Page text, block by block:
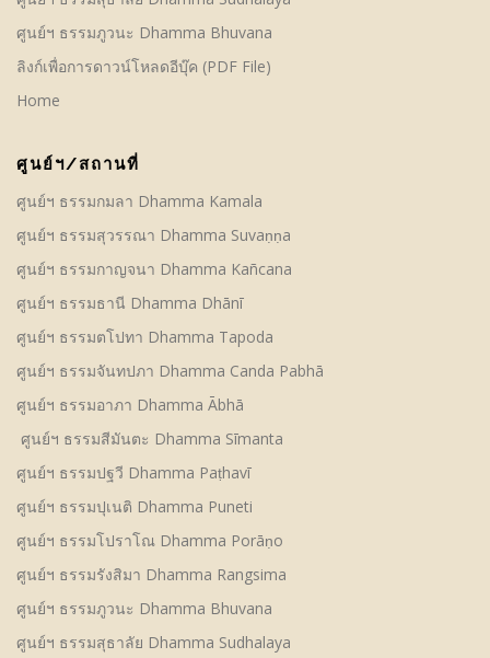
ศูนย์ฯ ธรรมภูวนะ Dhamma Bhuvana
ลิงก์เพื่อการดาวน์โหลดอีบุ๊ค (PDF File)
Home
ศูนย์ฯ/สถานที่
ศูนย์ฯ ธรรมกมลา Dhamma Kamala
ศูนย์ฯ ธรรมสุวรรณา Dhamma Suvaṇṇa
ศูนย์ฯ ธรรมกาญจนา Dhamma Kañcana
ศูนย์ฯ ธรรมธานี Dhamma Dhānī
ศูนย์ฯ ธรรมตโปทา Dhamma Tapoda
ศูนย์ฯ ธรรมจันทปภา Dhamma Canda Pabhā
ศูนย์ฯ ธรรมอาภา Dhamma Ābhā
ศูนย์ฯ ธรรมสีมันตะ Dhamma Sīmanta
ศูนย์ฯ ธรรมปฐวี Dhamma Paṭhavī
ศูนย์ฯ ธรรมปุเนติ Dhamma Puneti
ศูนย์ฯ ธรรมโปราโณ Dhamma Porāṇo
ศูนย์ฯ ธรรมรังสิมา Dhamma Rangsima
ศูนย์ฯ ธรรมภูวนะ Dhamma Bhuvana
ศูนย์ฯ ธรรมสุธาลัย Dhamma Sudhalaya